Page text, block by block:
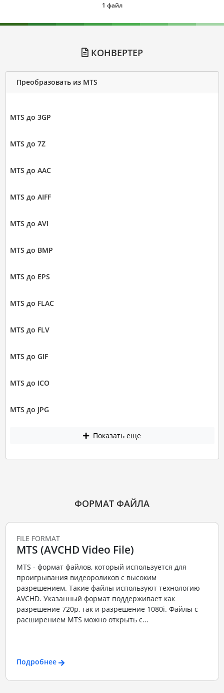
1 файл
КОНВЕРТЕР
Преобразовать из MTS
MTS до 3GP
MTS до 7Z
MTS до AAC
MTS до AIFF
MTS до AVI
MTS до BMP
MTS до EPS
MTS до FLAC
MTS до FLV
MTS до GIF
MTS до ICO
MTS до JPG
Показать еще
ФОРМАТ ФАЙЛА
FILE FORMAT
MTS (AVCHD Video File)
MTS - формат файлов, который используется для
проигрывания видеороликов с высоким
разрешением. Такие файлы используют технологию
AVCHD. Указанный формат поддерживает как
разрешение 720p, так и разрешение 1080i. Файлы с
расширением MTS можно открыть с...
Подробнее